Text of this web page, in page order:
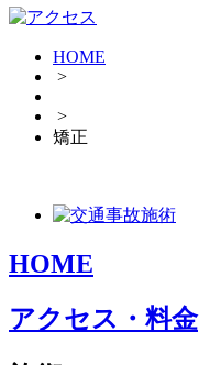
HOME
>
>
矯正
HOME
アクセス・料金